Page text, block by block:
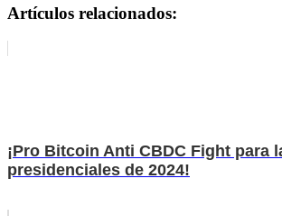
Artículos relacionados:
¡Pro Bitcoin Anti CBDC Fight para
presidenciales de 2024!